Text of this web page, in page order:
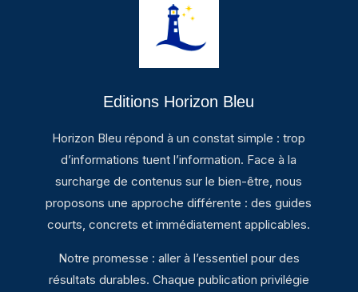
Editions Horizon Bleu
Horizon Bleu répond à un constat simple : trop
d’informations tuent l’information. Face à la
surcharge de contenus sur le bien-être, nous
proposons une approche différente : des guides
courts, concrets et immédiatement applicables.
Notre promesse : aller à l’essentiel pour des
résultats durables. Chaque publication privilégie